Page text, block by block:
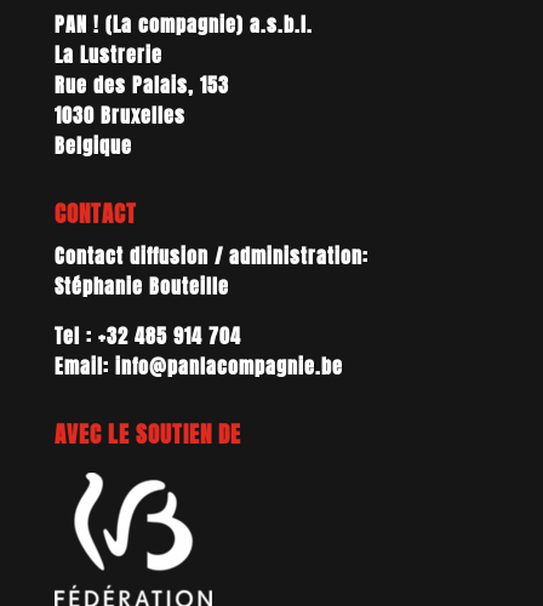
PAN ! (La compagnie) a.s.b.l.
La Lustrerie
Rue des Palais, 153
1030 Bruxelles
Belgique
CONTACT
Contact diffusion / administration:
Stéphanie Bouteille
Tel : +32 485 914 704
Email: info@panlacompagnie.be
AVEC LE SOUTIEN DE